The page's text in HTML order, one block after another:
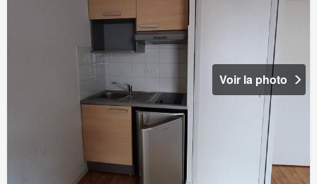
Voir la photo